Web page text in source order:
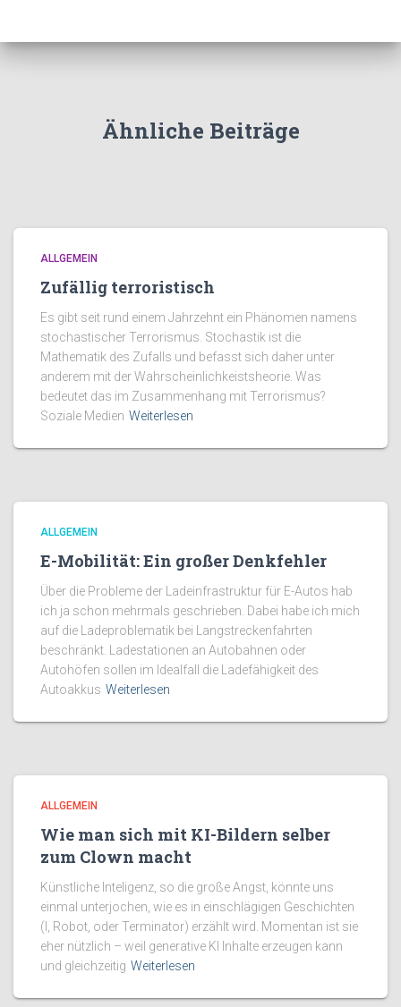
Ähnliche Beiträge
ALLGEMEIN
Zufällig terroristisch
Es gibt seit rund einem Jahrzehnt ein Phänomen namens
stochastischer Terrorismus. Stochastik ist die
Mathematik des Zufalls und befasst sich daher unter
anderem mit der Wahrscheinlichkeistsheorie. Was
bedeutet das im Zusammenhang mit Terrorismus?
Soziale Medien Weiterlesen
ALLGEMEIN
E-Mobilität: Ein großer Denkfehler
Über die Probleme der Ladeinfrastruktur für E-Autos hab
ich ja schon mehrmals geschrieben. Dabei habe ich mich
auf die Ladeproblematik bei Langstreckenfahrten
beschränkt. Ladestationen an Autobahnen oder
Autohöfen sollen im Idealfall die Ladefähigkeit des
Autoakkus Weiterlesen
ALLGEMEIN
Wie man sich mit KI-Bildern selber
zum Clown macht
Künstliche Inteligenz, so die große Angst, könnte uns
einmal unterjochen, wie es in einschlägigen Geschichten
(I, Robot, oder Terminator) erzählt wird. Momentan ist sie
eher nützlich – weil generative KI Inhalte erzeugen kann
und gleichzeitig Weiterlesen